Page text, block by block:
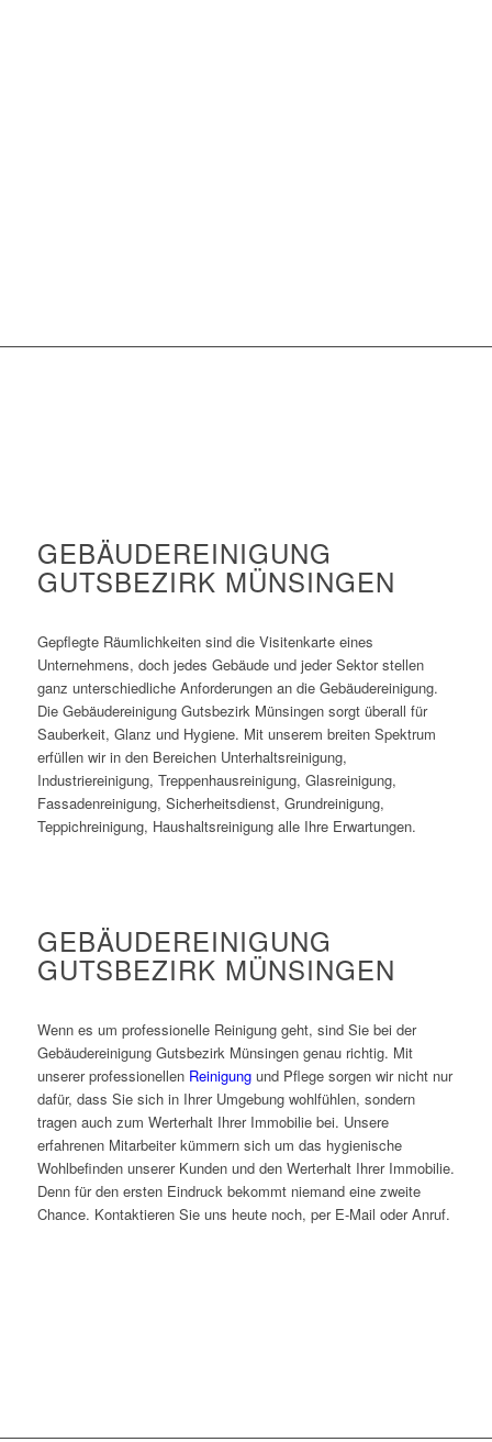
GEBÄUDEREINIGUNG
GUTSBEZIRK MÜNSINGEN
Gepflegte Räumlichkeiten sind die Visitenkarte eines
Unternehmens, doch jedes Gebäude und jeder Sektor stellen
ganz unterschiedliche Anforderungen an die Gebäudereinigung.
Die Gebäudereinigung Gutsbezirk Münsingen sorgt überall für
Sauberkeit, Glanz und Hygiene. Mit unserem breiten Spektrum
erfüllen wir in den Bereichen Unterhaltsreinigung,
Industriereinigung, Treppenhausreinigung, Glasreinigung,
Fassadenreinigung, Sicherheitsdienst, Grundreinigung,
Teppichreinigung, Haushaltsreinigung alle Ihre Erwartungen.
GEBÄUDEREINIGUNG
GUTSBEZIRK MÜNSINGEN
Wenn es um professionelle Reinigung geht, sind Sie bei der
Gebäudereinigung Gutsbezirk Münsingen genau richtig. Mit
unserer professionellen Reinigung und Pflege sorgen wir nicht nur
dafür, dass Sie sich in Ihrer Umgebung wohlfühlen, sondern
tragen auch zum Werterhalt Ihrer Immobilie bei. Unsere
erfahrenen Mitarbeiter kümmern sich um das hygienische
Wohlbefinden unserer Kunden und den Werterhalt Ihrer Immobilie.
Denn für den ersten Eindruck bekommt niemand eine zweite
Chance. Kontaktieren Sie uns heute noch, per E-Mail oder Anruf.